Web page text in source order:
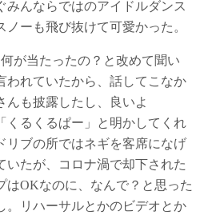
みんならではのアイドルダンス
ーも飛び抜けて可愛かった。
が当たったの？と改めて聞い
われていたから、話してこなか
んも披露したし、良いよ
くるくるぱー」と明かしてくれ
リブの所ではネギを客席になげ
いたが、コロナ渦で却下された
はOKなのに、なんで？と思った
。リハーサルとかのビデオとか